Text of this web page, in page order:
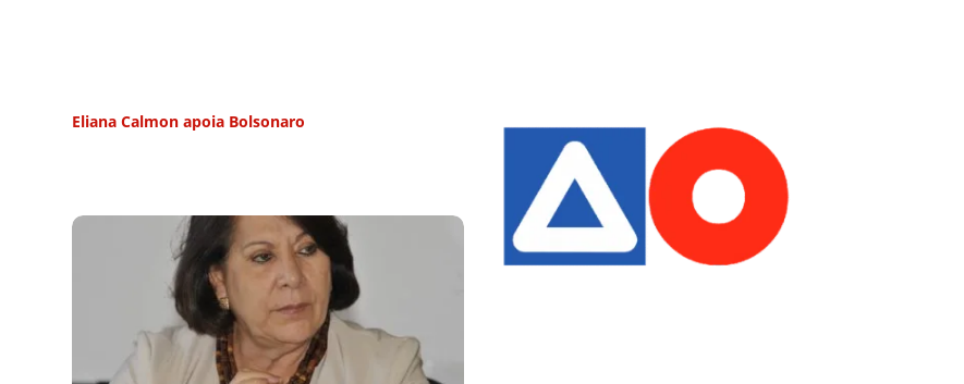
Eliana Calmon apoia Bolsonaro